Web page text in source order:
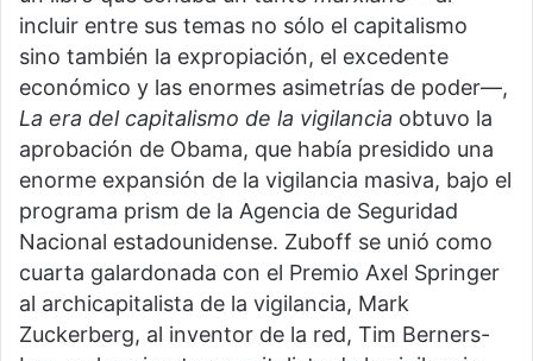
incluir entre sus temas no sólo el capitalismo
sino también la expropiación, el excedente
económico y las enormes asimetrías de poder—,
La era del capitalismo de la vigilancia obtuvo la
aprobación de Obama, que había presidido una
enorme expansión de la vigilancia masiva, bajo el
programa prism de la Agencia de Seguridad
Nacional estadounidense. Zuboff se unió como
cuarta galardonada con el Premio Axel Springer
al archicapitalista de la vigilancia, Mark
Zuckerberg, al inventor de la red, Tim Berners-